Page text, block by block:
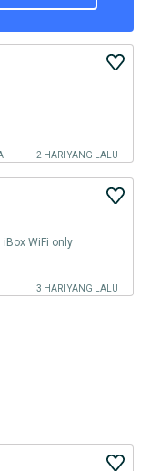
2 HARI YANG LALU
iBox WiFi only
3 HARI YANG LALU